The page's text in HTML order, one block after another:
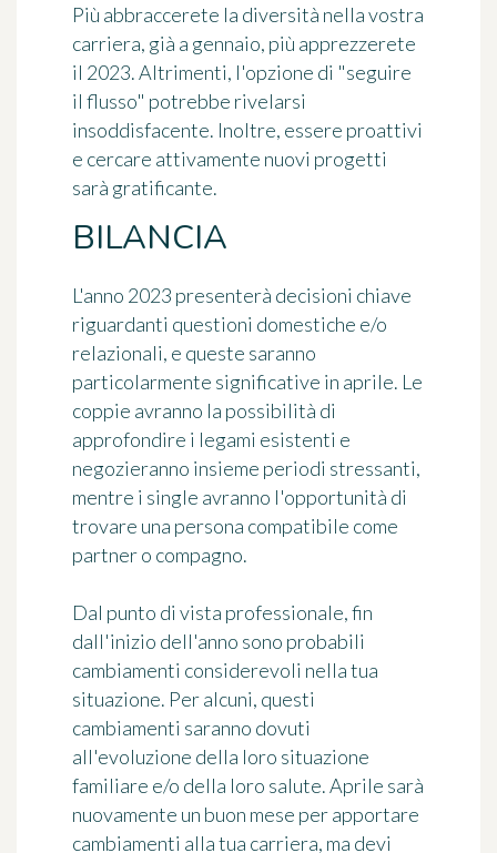
Più abbraccerete la diversità nella vostra
carriera, già a gennaio, più apprezzerete
il 2023. Altrimenti, l'opzione di "seguire
il flusso" potrebbe rivelarsi
insoddisfacente. Inoltre, essere proattivi
e cercare attivamente nuovi progetti
sarà gratificante.
BILANCIA
L'anno 2023 presenterà decisioni chiave
riguardanti questioni domestiche e/o
relazionali, e queste saranno
particolarmente significative in aprile. Le
coppie avranno la possibilità di
approfondire i legami esistenti e
negozieranno insieme periodi stressanti,
mentre i single avranno l'opportunità di
trovare una persona compatibile come
partner o compagno.
Dal punto di vista professionale, fin
dall'inizio dell'anno sono probabili
cambiamenti considerevoli nella tua
situazione. Per alcuni, questi
cambiamenti saranno dovuti
all'evoluzione della loro situazione
familiare e/o della loro salute. Aprile sarà
nuovamente un buon mese per apportare
cambiamenti alla tua carriera, ma devi